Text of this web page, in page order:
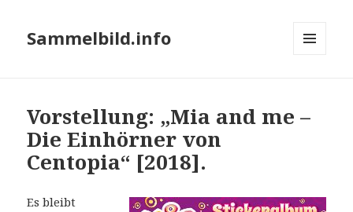
Sammelbild.info
Vorstellung: „Mia and me –
Die Einhörner von
Centopia“ [2018].
Es bleibt